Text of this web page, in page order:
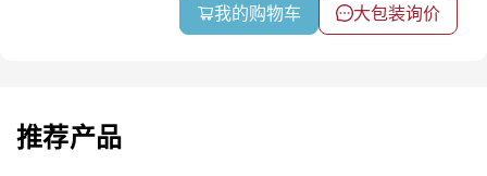
我的购物车 大包装询价
推荐产品